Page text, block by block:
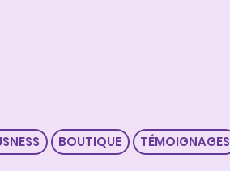
BOUTIQUE TÉMOIGNAGES